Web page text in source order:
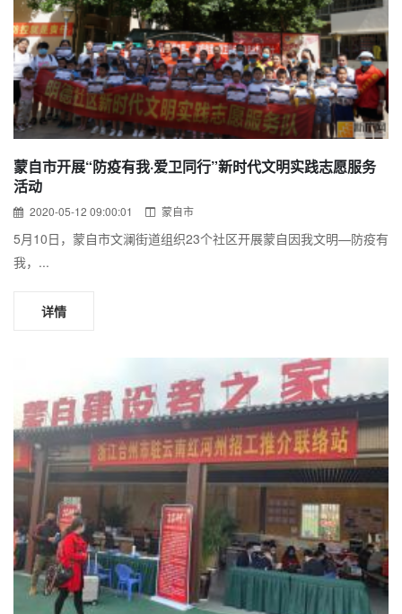
蒙自市开展“防疫有我·爱卫同行”新时代文明实践志愿服务
活动
2020-05-12 09:00:01 蒙自市
5月10日，蒙自市文澜街道组织23个社区开展蒙自因我文明—防疫有
我，...
详情